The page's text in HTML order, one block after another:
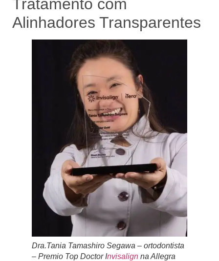
Tratamento com
Alinhadores Transparentes
Dra.Tania Tamashiro Segawa – ortodontista
– Premio Top Doctor Invisalign na Allegra